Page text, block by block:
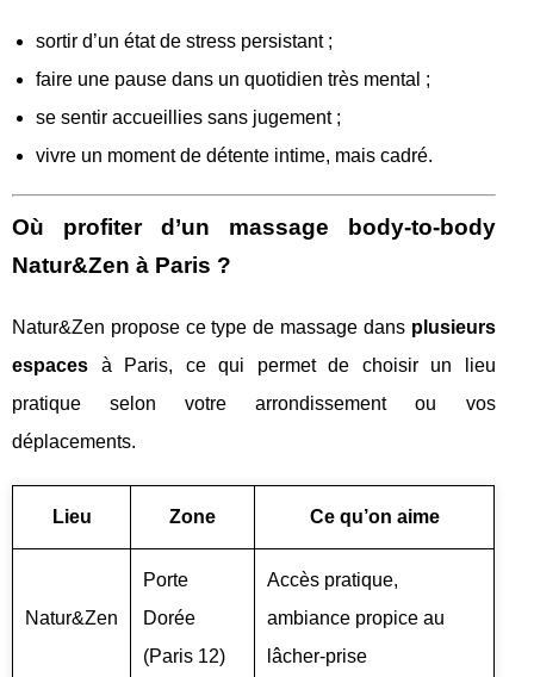
sortir d’un état de stress persistant ;
faire une pause dans un quotidien très mental ;
se sentir accueillies sans jugement ;
vivre un moment de détente intime, mais cadré.
Où profiter d’un massage body-to-body
Natur&Zen à Paris ?
Natur&Zen propose ce type de massage dans plusieurs
espaces à Paris, ce qui permet de choisir un lieu
pratique selon votre arrondissement ou vos
déplacements.
Lieu Zone Ce qu’on aime
Natur&Zen
Porte
Dorée
(Paris 12)
Accès pratique,
ambiance propice au
lâcher-prise